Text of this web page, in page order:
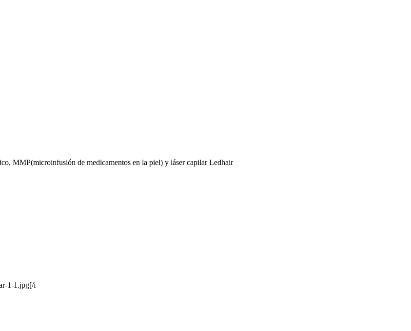
MMP(microinfusión de medicamentos en la piel) y láser capilar Ledhair
1-1.jpg[/i